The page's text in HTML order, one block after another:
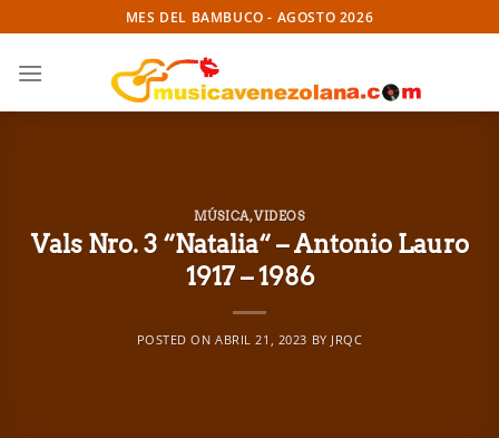
to
content
MES DEL BAMBUCO - AGOSTO 2026
MÚSICA,VIDEOS
Vals Nro. 3 “Natalia“ – Antonio Lauro
1917 – 1986
POSTED ONABRIL 21, 2023 BY JRQC